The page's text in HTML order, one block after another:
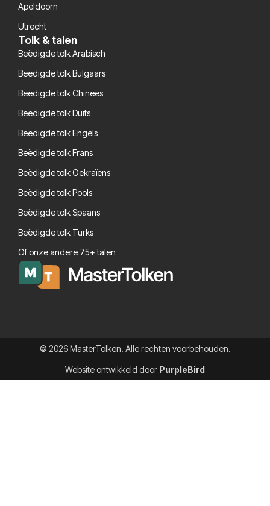
Apeldoorn
Utrecht
Tolk & talen
Beëdigde tolk Arabisch
Beëdigde tolk Bulgaars
Beëdigde tolk Chinees
Beëdigde tolk Duits
Beëdigde tolk Engels
Beëdigde tolk Frans
Beëdigde tolk Oekraïens
Beëdigde tolk Pools
Beëdigde tolk Spaans
Beëdigde tolk Turks
Of onze andere 75+ talen
© 2026 MasterTolken. Alle rechten voorbehouden.
Website ontwikkeld door PurpleBird